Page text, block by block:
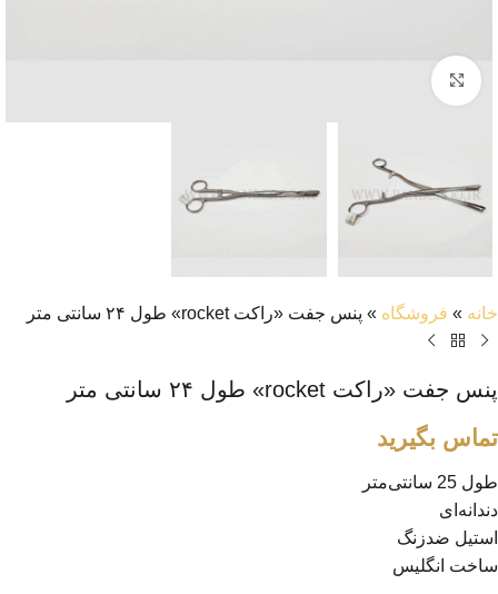
بزرگنمایی تصویر
خانه » فروشگاه » پنس جفت «راکت rocket» طول ۲۴ سانتی متر
پنس جفت «راکت rocket» طول ۲۴ سانتی متر
تماس بگیرید
طول 25 سانتی‌متر
دندانه‌ای
استیل ضدزنگ
ساخت انگلیس